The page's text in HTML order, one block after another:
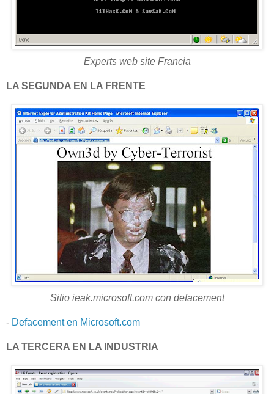
Experts web site Francia
LA SEGUNDA EN LA FRENTE
Sitio ieak.microsoft.com con defacement
- Defacement en Microsoft.com
LA TERCERA EN LA INDUSTRIA